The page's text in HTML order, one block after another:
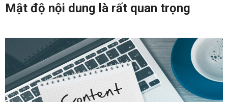
Mật độ nội dung là rất quan trọng